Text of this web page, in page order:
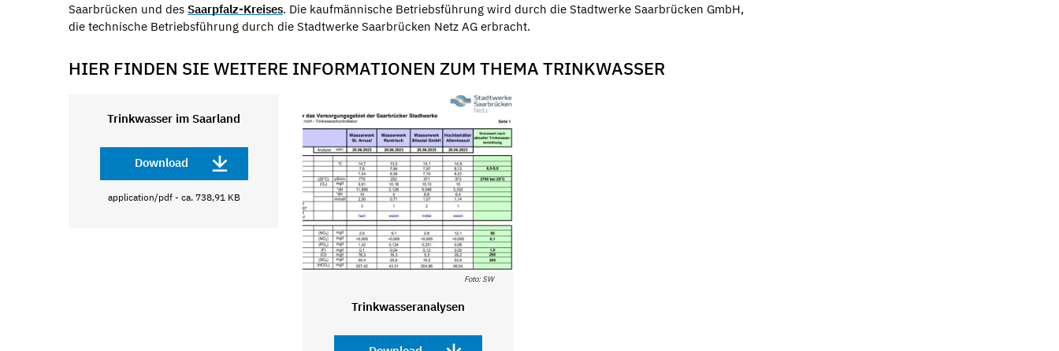
Saarbrücken und des Saarpfalz-Kreises. Die kaufmännische Betriebsführung wird durch die Stadtwerke Saarbrücken GmbH,
die technische Betriebsführung durch die Stadtwerke Saarbrücken Netz AG erbracht.
HIER FINDEN SIE WEITERE INFORMATIONEN ZUM THEMA TRINKWASSER
Trinkwasser im Saarland
Download
application/pdf - ca. 738,91 KB
Foto: SW
Trinkwasseranalysen